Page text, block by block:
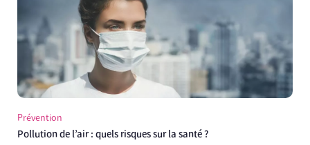
Prévention
Pollution de l’air : quels risques sur la santé ?